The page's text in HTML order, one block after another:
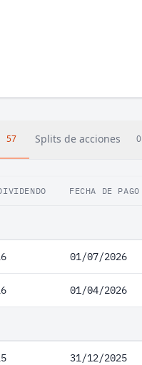
57 Splits de acciones 0
FECHA DE PAGO
01/07/2026
01/04/2026
31/12/2025